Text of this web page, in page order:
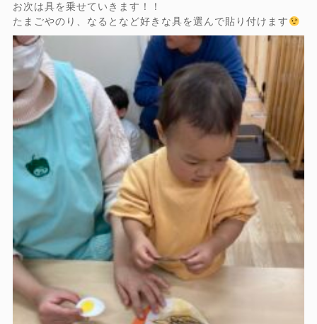
お次は具を乗せていきます！！
たまごやのり、なるとなど好きな具を選んで貼り付けます